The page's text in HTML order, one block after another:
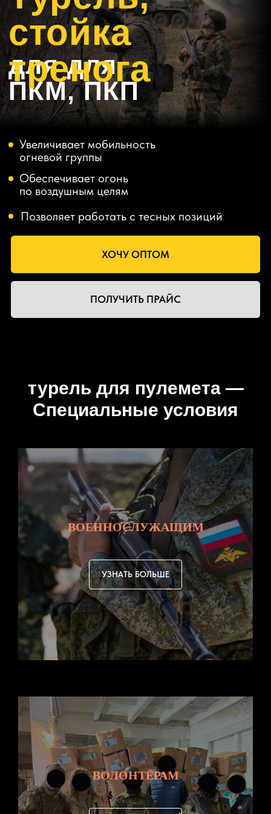
ХОЧУ ОПТОМ
Обеспечивает огонь
по воздушным целям
Увеличивает мобильность
огневой группы
Позволяет работать с тесных позиций
турель для пулемета —
Специальные условия
ВОЕННОСЛУЖАЩИМ
УЗНАТЬ БОЛЬШЕ
ВОЛОНТЁРАМ